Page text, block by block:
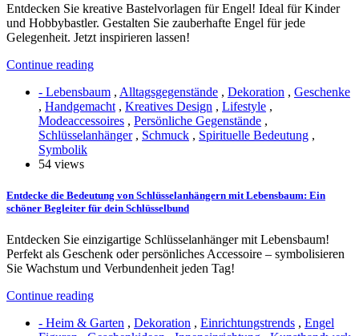
Entdecken Sie kreative Bastelvorlagen für Engel! Ideal für Kinder
und Hobbybastler. Gestalten Sie zauberhafte Engel für jede
Gelegenheit. Jetzt inspirieren lassen!
Continue reading
- Lebensbaum , Alltagsgegenstände , Dekoration , Geschenke
, Handgemacht , Kreatives Design , Lifestyle ,
Modeaccessoires , Persönliche Gegenstände ,
Schlüsselanhänger, Schmuck , Spirituelle Bedeutung ,
Symbolik
54 views
Entdecke die Bedeutung von Schlüsselanhängern mit Lebensbaum: Ein
schöner Begleiter für dein Schlüsselbund
Entdecken Sie einzigartige Schlüsselanhänger mit Lebensbaum!
Perfekt als Geschenk oder persönliches Accessoire – symbolisieren
Sie Wachstum und Verbundenheit jeden Tag!
Continue reading
- Heim & Garten , Dekoration , Einrichtungstrends , Engel